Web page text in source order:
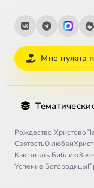
Мне нужна
Рождество Христово
СвятостьО любви
Как читать Библию
Успение Богородицы